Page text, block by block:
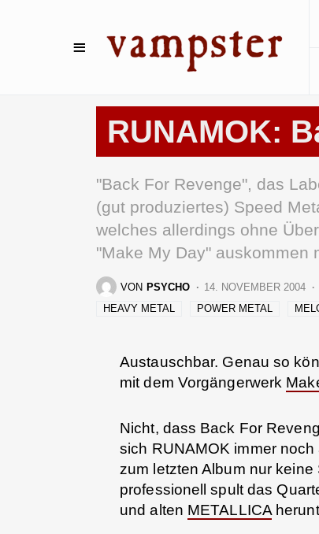
RUNAMOK:
"Back For Revenge", das
(gut produziertes) Speed
welches allerdings ohne
"Make My Day" auskommen
VON PSYCHO 14. NOVEMBER 2004
HEAVY METAL POWER METAL
Austauschbar. Genau so
mit dem Vorgängerwerk
Nicht, dass Back For
sich RUNAMOK immer
zum letzten Album nur
professionell spult das
und alten METALLICA